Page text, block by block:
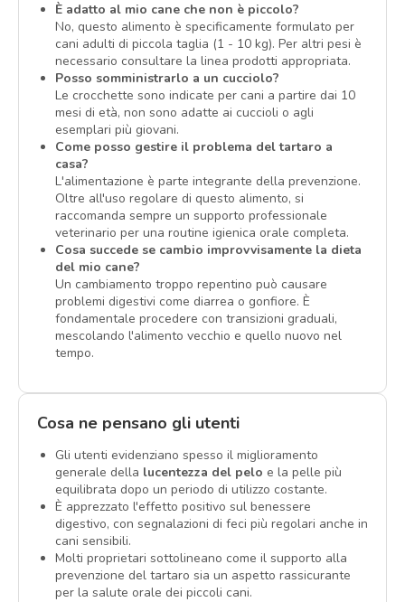
È adatto al mio cane che non è piccolo?
No, questo alimento è specificamente formulato per
cani adulti di piccola taglia (1 - 10 kg). Per altri pesi è
necessario consultare la linea prodotti appropriata.
Posso somministrarlo a un cucciolo?
Le crocchette sono indicate per cani a partire dai 10
mesi di età, non sono adatte ai cuccioli o agli
esemplari più giovani.
Come posso gestire il problema del tartaro a
casa?
L'alimentazione è parte integrante della prevenzione.
Oltre all'uso regolare di questo alimento, si
raccomanda sempre un supporto professionale
veterinario per una routine igienica orale completa.
Cosa succede se cambio improvvisamente la dieta
del mio cane?
Un cambiamento troppo repentino può causare
problemi digestivi come diarrea o gonfiore. È
fondamentale procedere con transizioni graduali,
mescolando l'alimento vecchio e quello nuovo nel
tempo.
Cosa ne pensano gli utenti
Gli utenti evidenziano spesso il miglioramento
generale della lucentezza del pelo e la pelle più
equilibrata dopo un periodo di utilizzo costante.
È apprezzato l'effetto positivo sul benessere
digestivo, con segnalazioni di feci più regolari anche in
cani sensibili.
Molti proprietari sottolineano come il supporto alla
prevenzione del tartaro sia un aspetto rassicurante
per la salute orale dei piccoli cani.